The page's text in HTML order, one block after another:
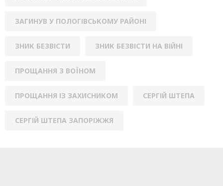
ЗАГИНУВ У ПОЛОГІВСЬКОМУ РАЙОНІ
ЗНИК БЕЗВІСТИ ЗНИК БЕЗВІСТИ НА ВІЙНІ
ПРОЩАННЯ З ВОЇНОМ
ПРОЩАННЯ ІЗ ЗАХИСНИКОМ СЕРГІЙ ШТЕПА
СЕРГІЙ ШТЕПА ЗАПОРІЖЖЯ